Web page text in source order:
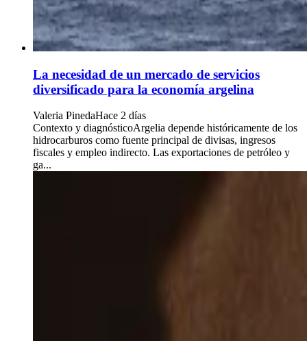
La necesidad de un mercado de servicios
diversificado para la economía argelina
Valeria PinedaHace 2 días
Contexto y diagnósticoArgelia depende históricamente de los
hidrocarburos como fuente principal de divisas, ingresos
fiscales y empleo indirecto. Las exportaciones de petróleo y
ga...